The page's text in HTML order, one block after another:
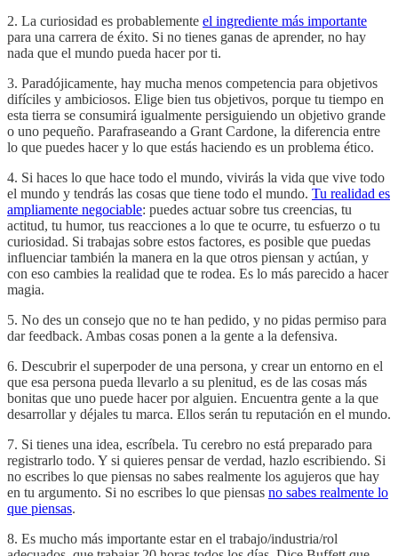
2. La curiosidad es probablemente el ingrediente más importante
para una carrera de éxito. Si no tienes ganas de aprender, no hay
nada que el mundo pueda hacer por ti.
3. Paradójicamente, hay mucha menos competencia para objetivos
difíciles y ambiciosos. Elige bien tus objetivos, porque tu tiempo en
esta tierra se consumirá igualmente persiguiendo un objetivo grande
o uno pequeño. Parafraseando a Grant Cardone, la diferencia entre
lo que puedes hacer y lo que estás haciendo es un problema ético.
4. Si haces lo que hace todo el mundo, vivirás la vida que vive todo
el mundo y tendrás las cosas que tiene todo el mundo. Tu realidad es
ampliamente negociable: puedes actuar sobre tus creencias, tu
actitud, tu humor, tus reacciones a lo que te ocurre, tu esfuerzo o tu
curiosidad. Si trabajas sobre estos factores, es posible que puedas
influenciar también la manera en la que otros piensan y actúan, y
con eso cambies la realidad que te rodea. Es lo más parecido a hacer
magia.
5. No des un consejo que no te han pedido, y no pidas permiso para
dar feedback. Ambas cosas ponen a la gente a la defensiva.
6. Descubrir el superpoder de una persona, y crear un entorno en el
que esa persona pueda llevarlo a su plenitud, es de las cosas más
bonitas que uno puede hacer por alguien. Encuentra gente a la que
desarrollar y déjales tu marca. Ellos serán tu reputación en el mundo.
7. Si tienes una idea, escríbela. Tu cerebro no está preparado para
registrarlo todo. Y si quieres pensar de verdad, hazlo escribiendo. Si
no escribes lo que piensas no sabes realmente los agujeros que hay
en tu argumento. Si no escribes lo que piensas no sabes realmente lo
que piensas.
8. Es mucho más importante estar en el trabajo/industria/rol